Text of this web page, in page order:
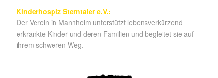
Kinderhospiz Sterntaler e.V.:
Der Verein in Mannheim unterstützt lebensverkürzend
erkrankte Kinder und deren Familien und begleitet sie auf
ihrem schweren Weg.